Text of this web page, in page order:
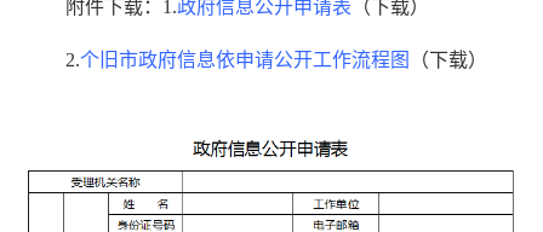
附件下载：1.政府信息公开申请表 （下载）
2.个旧市政府信息依申请公开工作流程图 （下载）